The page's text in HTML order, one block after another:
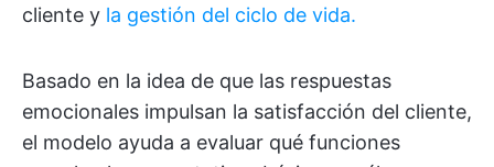
cliente y la gestión del ciclo de vida.
Basado en la idea de que las respuestas
emocionales impulsan la satisfacción del cliente,
el modelo ayuda a evaluar qué funciones